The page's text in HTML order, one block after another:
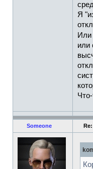
Я
Или
или
Someone